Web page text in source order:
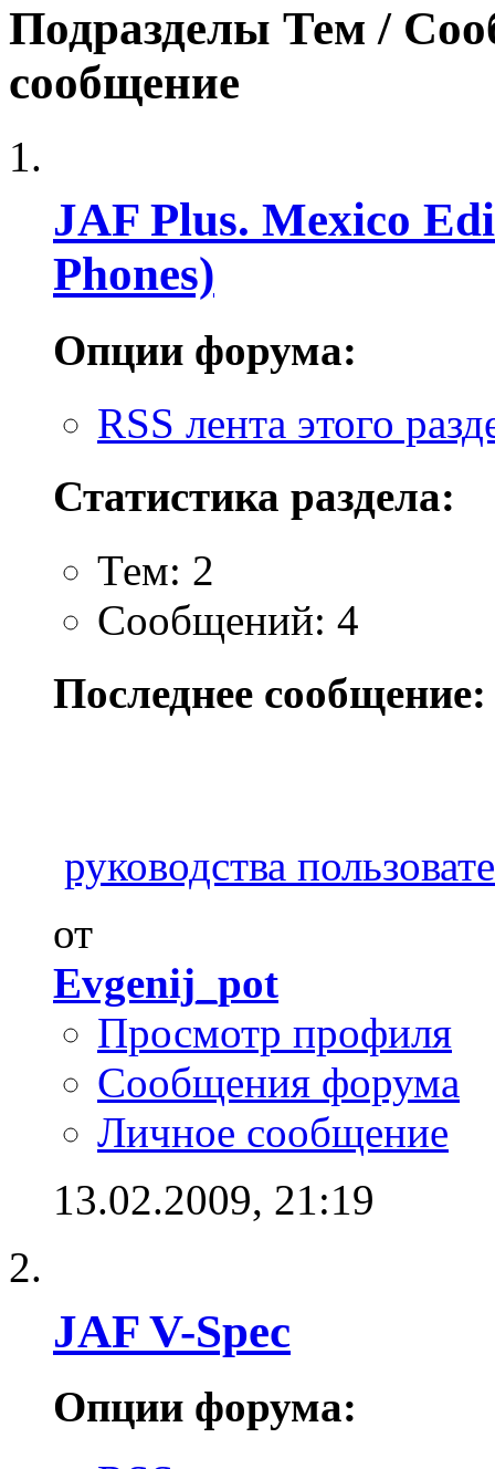
Подразделы Тем /
сообщение
JAF Plus. Mexico
Phones)
Опции форума:
RSS лента этого
Статистика раздела:
Тем: 2
Сообщений: 4
Последнее сообщение:
руководства
от
Evgenij_pot
Просмотр профиля
Сообщения форума
Личное сообщение
13.02.2009, 21:19
JAF V-Spec
Опции форума: